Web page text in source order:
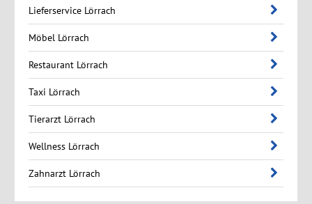
Lieferservice Lörrach
Möbel Lörrach
Restaurant Lörrach
Taxi Lörrach
Tierarzt Lörrach
Wellness Lörrach
Zahnarzt Lörrach